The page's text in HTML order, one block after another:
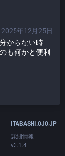
2025年12月25日
からない時
も何かと便利
ITABASHI.0J0.JP
詳細情報
v3.1.4